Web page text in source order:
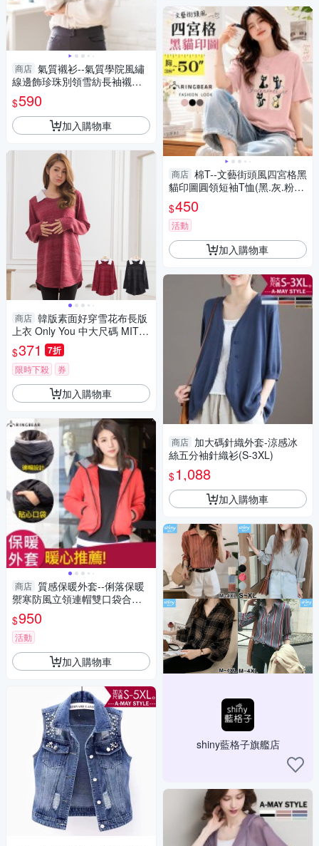
商店 氣質襯衫--氣質學院風繡
線邊飾珍珠別領雪紡長袖襯衫
(白.粉.藍M-3L)-I160眼圈熊中
大尺碼
$590
加入購物車
商店 韓版素面好穿雪花布長版
上衣 Only You 中大尺碼 MIT台
灣製 【A3623】
$371 7折
限時下殺 券
加入購物車
商店 質感保暖外套--俐落保暖
禦寒防風立領連帽雙口袋合身
款鋪棉外套(黑.紅XL-5L)-J306
眼圈熊中大尺碼
$950
活動
加入購物車
商店 棉T--文藝街頭風四宮格黑
貓印圖圓領短袖T恤(黑.灰.粉XL
-4L)-T546眼圈熊中大尺碼
$450
活動
加入購物車
商店 加大碼針織外套-涼感冰
絲五分袖針織衫(S-3XL)
$1,088
加入購物車
shiny藍格子旗艦店